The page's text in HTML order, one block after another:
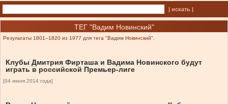
| искать |
ТЕГ "Вадим Новинский"
Результаты 1801–1820 из 1977 для тега "Вадим Новинский".
Клубы Дмитрия Фирташа и Вадима Новинского будут
играть в российской Премьер-лиге
[04 июня 2014 года]